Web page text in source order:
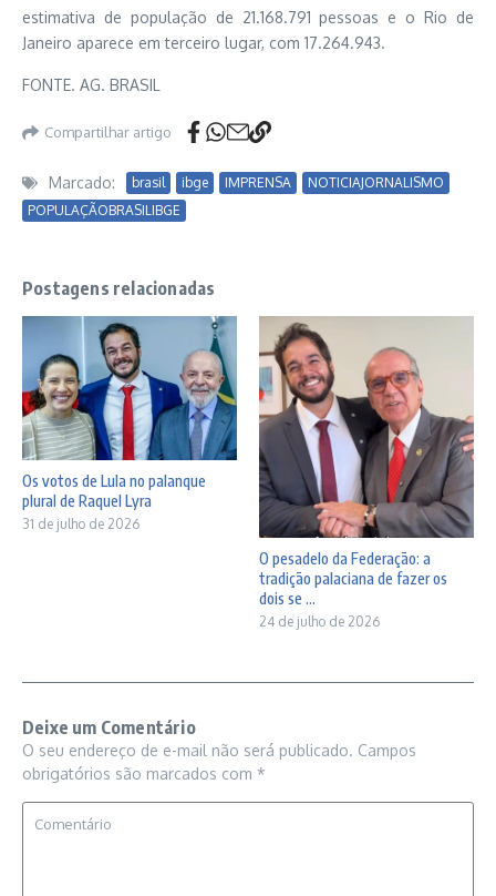
estimativa de população de 21.168.791 pessoas e o Rio de
Janeiro aparece em terceiro lugar, com 17.264.943.
FONTE. AG. BRASIL
Compartilhar artigo
Marcado: brasil ibge IMPRENSA
NOTICIAJORNALISMO
POPULAÇÃOBRASILIBGE
Postagens relacionadas
Os votos de Lula no palanque
plural de Raquel Lyra
31 de julho de 2026
O pesadelo da Federação: a
tradição palaciana de fazer os
dois se ...
24 de julho de 2026
Deixe um Comentário
O seu endereço de e-mail não será publicado. Campos
obrigatórios são marcados com *